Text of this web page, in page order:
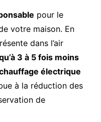
pour le
votre maison. En
dans l’air
3 à 5 fois moins
électrique
à la réduction des
de